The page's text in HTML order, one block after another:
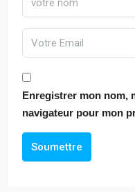
Enregistrer mon nom,
navigateur pour mon
Soumettre